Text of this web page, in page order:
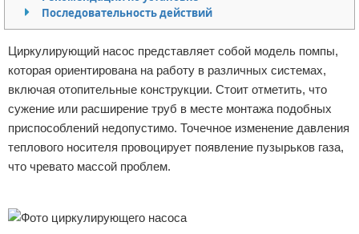
Домашний быт
Коммунальные услуги
Сантехника
Безопасность
Стройматериалы
Отказ от ответственности
Последовательность действий
Циркулирующий насос представляет собой модель помпы,
которая ориентирована на работу в различных системах,
включая отопительные конструкции. Стоит отметить, что
сужение или расширение труб в месте монтажа подобных
приспособлений недопустимо. Точечное изменение давления
теплового носителя провоцирует появление пузырьков газа,
что чревато массой проблем.